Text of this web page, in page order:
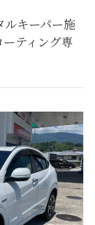
ルキーパー施
ティング専